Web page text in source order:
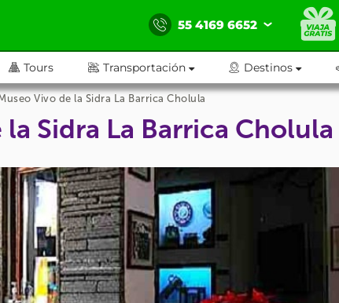
55 4169 6652
Tours Transportación Destinos
Vivo de la Sidra La Barrica Cholula
Sidra La Barrica Cholula